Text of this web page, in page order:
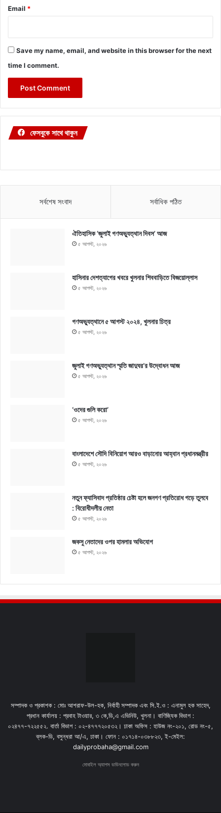
Email *
Save my name, email, and website in this browser for the next
time I comment.
ফেসবুকে সাথে থাকুন
সর্বশেষ সংবাদ সর্বাধিক পঠিত
ঐতিহাসিক ‘জুলাই গণঅভ্যুত্থান দিবস’ আজ
৫ আগস্ট, ২০২৬
হাসিনার দেশত্যাগের খবরে খুলনার শিববাড়িতে বিজয়োল্লাস
৫ আগস্ট, ২০২৬
গণঅভ্যুত্থানে ৫ আগস্ট ২০২৪, খুলনার চিত্র
৫ আগস্ট, ২০২৬
জুলাই গণঅভ্যুত্থান স্মৃতি জাদুঘর’র উদ্বোধন আজ
৫ আগস্ট, ২০২৬
‘ওদের গুলি করো’
৫ আগস্ট, ২০২৬
বাংলাদেশে সৌদি বিনিয়োগ আরও বাড়ানোর আহ্বান প্রধানমন্ত্রীর
৫ আগস্ট, ২০২৬
নতুন ফ্যাসিবাদ প্রতিষ্ঠার চেষ্টা হলে জনগণ প্রতিরোধ গড়ে তুলবে
: বিরোধীদলীয় নেতা
৫ আগস্ট, ২০২৬
জকসু নেতাদের ওপর হামলার অভিযোগ
৫ আগস্ট, ২০২৬
সম্পাদক ও প্রকাশক : মোঃ আশরাফ-উল-হক, নির্বাহী সম্পাদক এবং সি.ই.ও : এনামুল হক সাহেদ,
প্রধান কার্যালয় : প্রবাহ টাওয়ার, ৩ কে,ডি,এ এভিনিউ, খুলনা। বাণিজ্যিক বিভাগ :
০২৪৭৭-৭২২৫৫২. বার্তা বিভাগ : ০২-৪৭৭৭২০৫৩২। ঢাকা অফিস : হাউজ নং-২০১, রোড নং-৫,
ব্লক-ডি, বসুন্ধরা আ/এ, ঢাকা। ফোন : ০১৭১৪-০৩৮৮২৩, ই-মেইল:
dailyprobaha@gmail.com
মোবাইল অ্যাপস ডাউনলোড করুন